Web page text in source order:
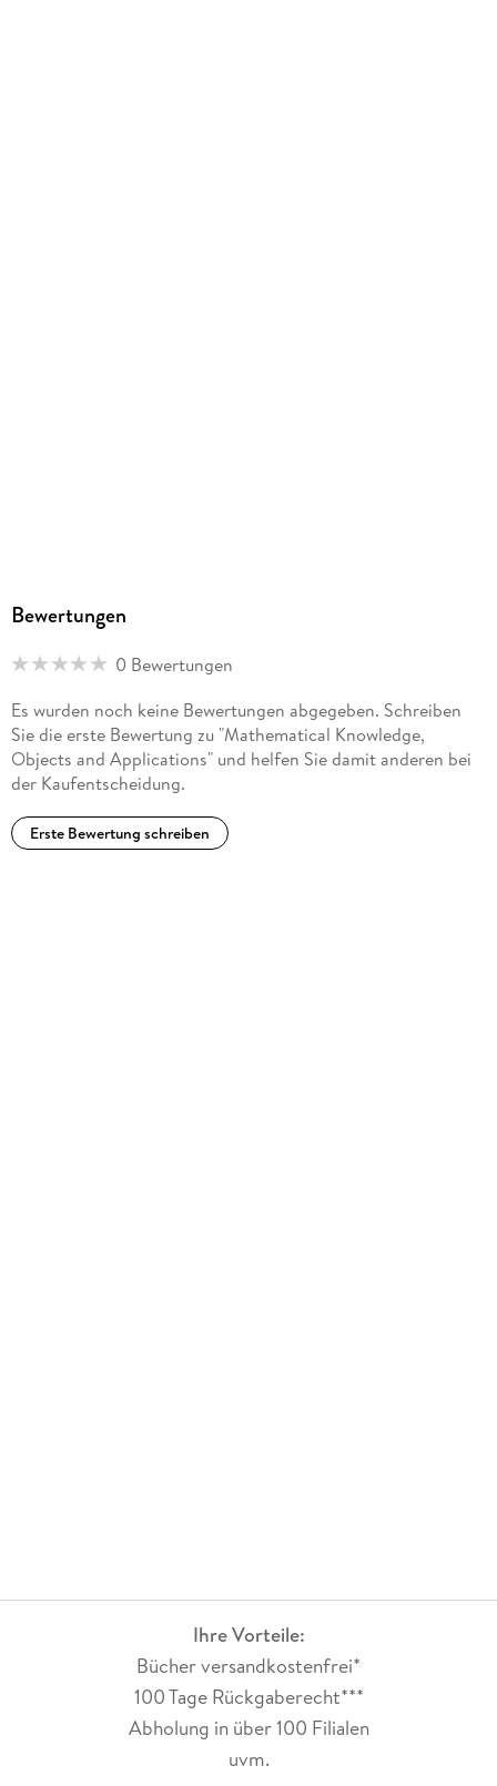
Bewertungen
0 Bewertungen
Es wurden noch keine Bewertungen abgegeben. Schreiben
Sie die erste Bewertung zu "Mathematical Knowledge,
Objects and Applications" und helfen Sie damit anderen bei
der Kaufentscheidung.
Erste Bewertung schreiben
Ihre Vorteile:
Bücher versandkostenfrei*
100 Tage Rückgaberecht***
Abholung in über 100 Filialen
uvm.